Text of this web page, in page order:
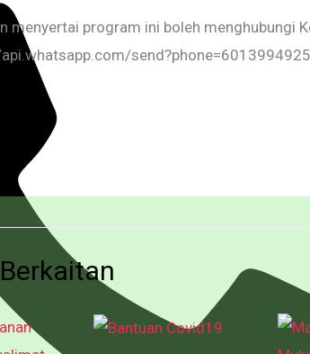
menyertai program ini boleh menghubungi
send?phone=6013994925